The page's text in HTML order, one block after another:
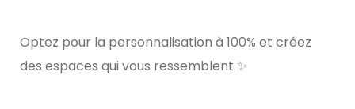
Optez pour la personnalisation à 100% et créez
des espaces qui vous ressemblent ✨​